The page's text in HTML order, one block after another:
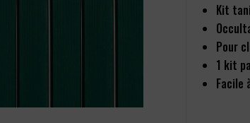
Kit
Pour
1 kit
Facile